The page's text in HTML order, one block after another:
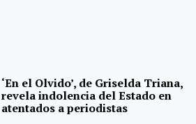
‘En el Olvido’, de Griselda Triana,
revela indolencia del Estado en
atentados a periodistas